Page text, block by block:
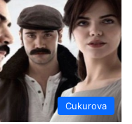
Cukurova